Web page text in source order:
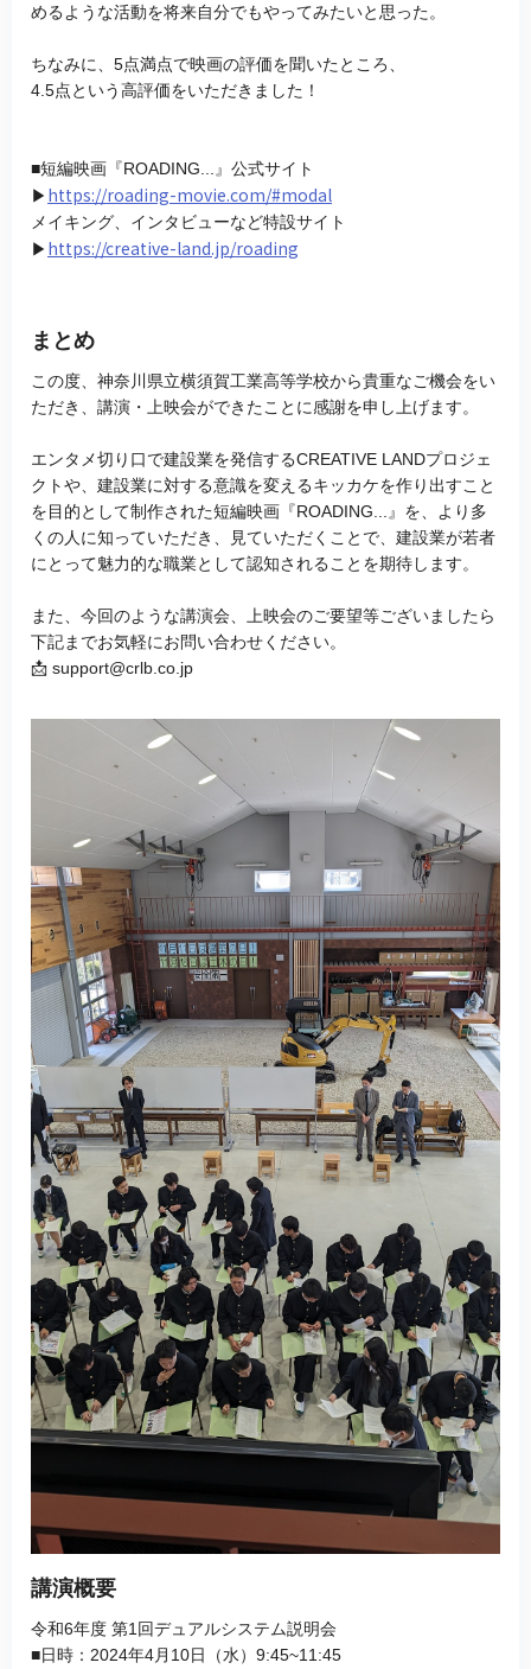
めるような活動を将来自分でもやってみたいと思った。
ちなみに、5点満点で映画の評価を聞いたところ、
4.5点という高評価をいただきました！
■短編映画『ROADING...』公式サイト
▶ https://roading-movie.com/#modal
メイキング、インタビューなど特設サイト
▶ https://creative-land.jp/roading
まとめ
この度、神奈川県立横須賀工業高等学校から貴重なご機会をい
ただき、講演・上映会ができたことに感謝を申し上げます。
エンタメ切り口で建設業を発信するCREATIVE LANDプロジェ
クトや、建設業に対する意識を変えるキッカケを作り出すこと
を目的として制作された短編映画『ROADING...』を、より多
くの人に知っていただき、見ていただくことで、建設業が若者
にとって魅力的な職業として認知されることを期待します。
また、今回のような講演会、上映会のご要望等ございましたら
下記までお気軽にお問い合わせください。
📩 support@crlb.co.jp
講演概要
令和6年度 第1回デュアルシステム説明会
■日時：2024年4月10日（水）9:45~11:45